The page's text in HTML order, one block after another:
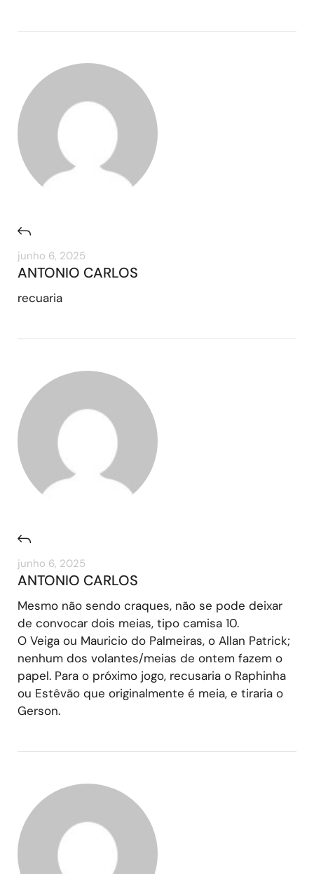
junho 6, 2025
ANTONIO CARLOS
recuaria
junho 6, 2025
ANTONIO CARLOS
Mesmo não sendo craques, não se pode deixar
de convocar dois meias, tipo camisa 10.
O Veiga ou Mauricio do Palmeiras, o Allan Patrick;
nenhum dos volantes/meias de ontem fazem o
papel. Para o próximo jogo, recusaria o Raphinha
ou Estêvão que originalmente é meia, e tiraria o
Gerson.